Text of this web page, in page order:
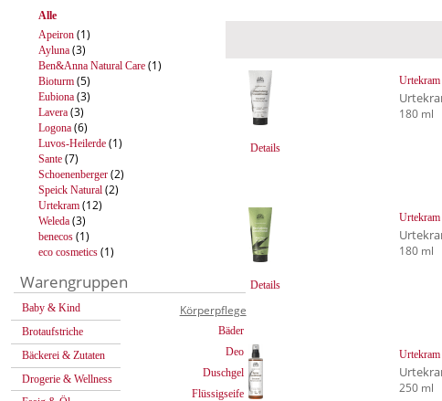
Alle
Apeiron (1)
Ayluna (3)
Ben&Anna Natural Care (1)
Bioturm (5)
Eubiona (3)
Lavera (3)
Logona (6)
Luvos-Heilerde (1)
Sante (7)
Schoenenberger (2)
Speick Natural (2)
Urtekram (12)
Weleda (3)
benecos (1)
eco cosmetics (1)
Warengruppen
Baby & Kind
Brotaufstriche
Bäckerei & Zutaten
Drogerie & Wellness
Körperpflege
Bäder
Deo
Duschgel
Flüssigseife
Details
180 ml
Details
180 ml
250 ml